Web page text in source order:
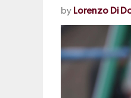
by Lorenzo Di